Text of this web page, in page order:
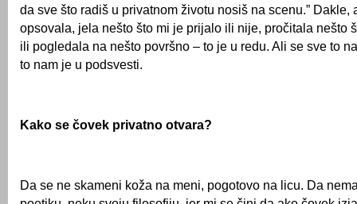
da sve što radiš u privatnom životu nosiš na scenu.” Dakle,
opsovala, jela nešto što mi je prijalo ili nije, pročitala nešto
ili pogledala na nešto površno – to je u redu. Ali se sve to
to nam je u podsvesti.
Kako se čovek privatno otvara?
Da se ne skameni koža na meni, pogotovo na licu. Da